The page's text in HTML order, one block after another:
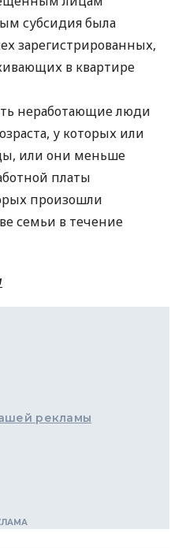
субсидия была
зарегистрированных,
в квартире
неработающие люди
у которых или
или они меньше
платы
произошли
семьи в течение
рекламы